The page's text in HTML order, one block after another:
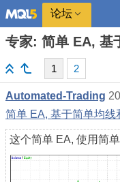
论坛
专家: 简单 EA, 基
1 2
Automated-Trading
简单 EA, 基于简单均线
这个简单 EA, 使用简